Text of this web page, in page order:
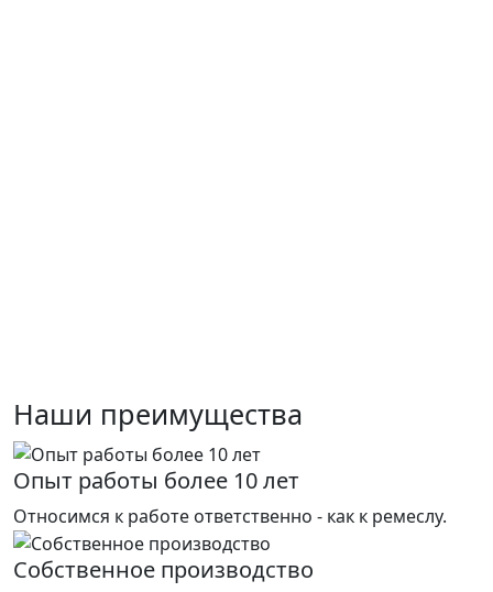
Наши преимущества
Опыт работы более 10 лет
Относимся к работе ответственно - как к ремеслу.
Собственное производство